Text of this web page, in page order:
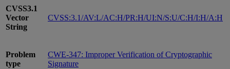
CVSS3.1
Vector
String
CVSS:3.1/AV:L/AC:H/PR:H/UI:N/S:U/C:H/I:H/A:H
Problem
type
CWE-347: Improper Verification of Cryptographic
Signature